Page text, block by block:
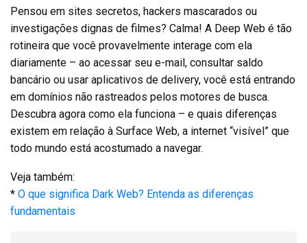
Pensou em sites secretos, hackers mascarados ou
investigações dignas de filmes? Calma! A Deep Web é tão
rotineira que você provavelmente interage com ela
diariamente – ao acessar seu e-mail, consultar saldo
bancário ou usar aplicativos de delivery, você está entrando
em domínios não rastreados pelos motores de busca.
Descubra agora como ela funciona – e quais diferenças
existem em relação à Surface Web, a internet “visível” que
todo mundo está acostumado a navegar.
Veja também:
* O que significa Dark Web? Entenda as diferenças
fundamentais